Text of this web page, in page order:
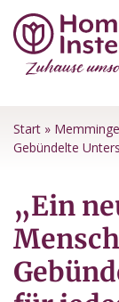
Start »
Gebündelte
„Ein